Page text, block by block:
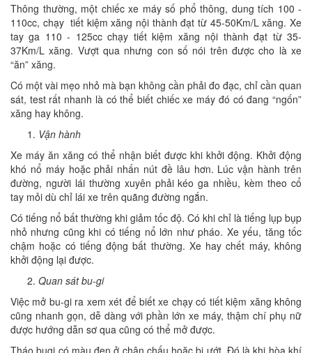
Thông thường, một chiếc xe máy số phổ thông, dung tích 100 -
110cc, chạy tiết kiệm xăng nội thành đạt từ 45-50Km/L xăng. Xe
tay ga 110 - 125cc chạy tiết kiệm xăng nội thành đạt từ 35-
37Km/L xăng. Vượt qua nhưng con số nói trên được cho là xe
“ăn” xăng.
Có một vài mẹo nhỏ mà bạn không cần phải đo đạc, chỉ cần quan
sát, test rất nhanh là có thể biết chiếc xe máy đó có đang “ngốn”
xăng hay không.
Vận hành
Xe máy ăn xăng có thể nhận biết được khi khởi động. Khởi động
khó nổ máy hoặc phải nhấn nút đề lâu hơn. Lúc vận hành trên
đường, người lái thường xuyên phải kéo ga nhiều, kèm theo cổ
tay mỏi dù chỉ lái xe trên quãng đường ngắn.
Có tiếng nổ bất thường khi giảm tốc độ. Có khi chỉ là tiếng lụp bụp
nhỏ nhưng cũng khi có tiếng nổ lớn như pháo. Xe yếu, tăng tốc
chậm hoặc có tiếng động bất thường. Xe hay chết máy, không
khởi động lại được.
Quan sát bu-gi
Việc mở bu-gi ra xem xét để biết xe chạy có tiết kiệm xăng không
cũng nhanh gọn, dễ dàng với phần lớn xe máy, thậm chí phụ nữ
được hướng dẫn sơ qua cũng có thể mở được.
Tháo bugi có màu đen ở chân chấu hoặc bị ướt. Đó là khi hòa khí